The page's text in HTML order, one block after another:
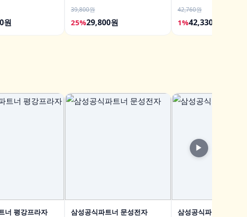
원
39,800원
25%29,800원
42,760원
1%42,330원
너 평강프라자 삼성공식파트너 문성전자 삼성공식파트너 현성
▶